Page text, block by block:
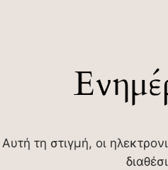
Αυτή τη στιγμή, οι